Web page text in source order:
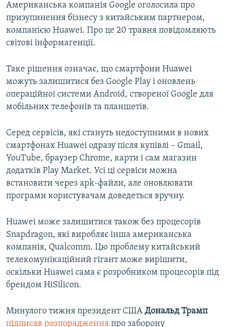
Усі сайти RFE/RL
Американська компанія Google оголосила про
призупинення бізнесу з китайським партнером,
компанією Huawei. Про це 20 травня повідомляють
світові інформагенції.
Таке рішення означає, що смартфони Huawei
можуть залишитися без Google Play і оновлень
операційної системи Android, створеної Google для
мобільних телефонів та планшетів.
Серед сервісів, які стануть недоступними в нових
смартфонах Huawei одразу після купівлі – Gmail,
YouTube, браузер Chrome, карти і сам магазин
додатків Play Market. Усі ці сервіси можна
встановити через apk-файли, але оновлювати
програми користувачам доведеться вручну.
Huawei може залишитися також без процесорів
Snapdragon, які виробляє інша американська
компанія, Qualcomm. Цю проблему китайський
телекомунікаційний гігант може вирішити,
оскільки Huawei сама є розробником процесорів під
брендом HiSilicon.
Минулого тижня президент США Дональд Трамп
підписав розпорядження про заборону